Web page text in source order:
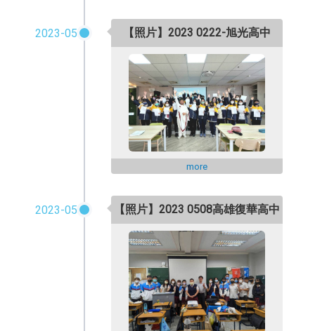
2023-05 【照片】2023 0222-旭光高中
more
2023-05 【照片】2023 0508高雄復華高中